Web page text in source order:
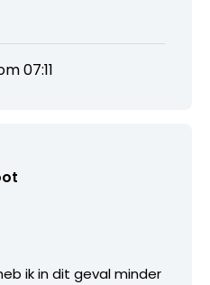
07:11
ik in dit geval minder